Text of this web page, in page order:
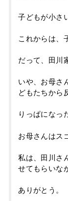
子どもが小さ
これからは、
だって、田川
いや、お母さ
どもたちから
りっぱになっ
お母さんはス
私は、田川さ
せてもらいな
ありがとう。